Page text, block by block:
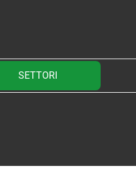
SETTORI